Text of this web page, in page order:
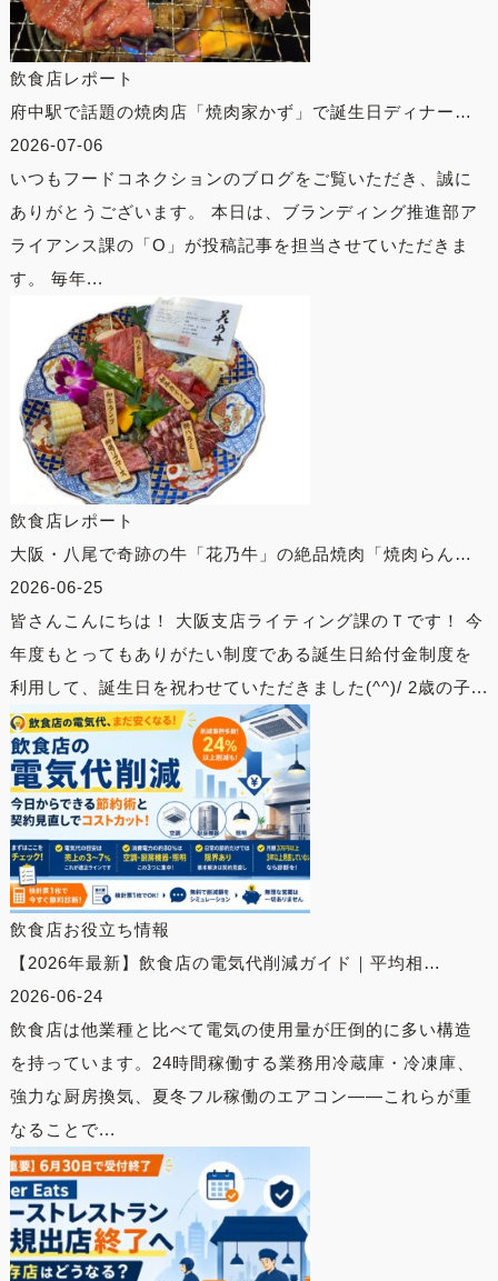
飲食店レポート
府中駅で話題の焼肉店「焼肉家かず」で誕生日ディナー…
2026-07-06
いつもフードコネクションのブログをご覧いただき、誠に
ありがとうございます。 本日は、ブランディング推進部ア
ライアンス課の「O」が投稿記事を担当させていただきま
す。 毎年...
飲食店レポート
大阪・八尾で奇跡の牛「花乃牛」の絶品焼肉「焼肉らん…
2026-06-25
皆さんこんにちは！ 大阪支店ライティング課のＴです！ 今
年度もとってもありがたい制度である誕生日給付金制度を
利用して、誕生日を祝わせていただきました(^^)/ 2歳の子...
飲食店お役立ち情報
【2026年最新】飲食店の電気代削減ガイド｜平均相…
2026-06-24
飲食店は他業種と比べて電気の使用量が圧倒的に多い構造
を持っています。24時間稼働する業務用冷蔵庫・冷凍庫、
強力な厨房換気、夏冬フル稼働のエアコン——これらが重
なることで...